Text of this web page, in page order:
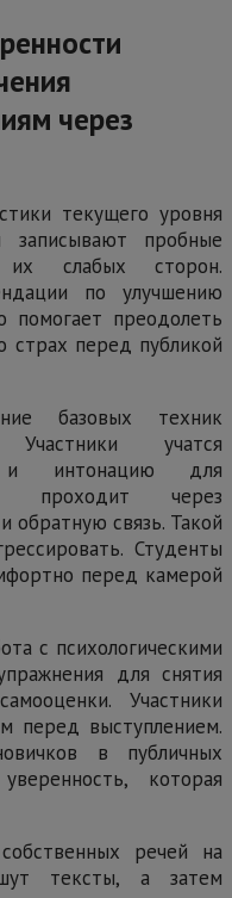
через
текущего уровня
записывают пробные
их слабых сторон.
по улучшению
преодолеть
страх перед публикой
базовых техник
Участники учатся
и интонацию для
проходит через
обратную связь. Такой
Студенты
перед камерой
с психологическими
для снятия
Участники
перед выступлением.
в публичных
которая
речей на
тексты, а затем